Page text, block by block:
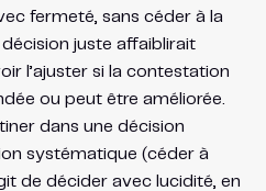
fermeté, sans céder à la
juste affaiblirait
l’ajuster si la contestation
ou peut être améliorée.
dans une décision
systématique (céder à
de décider avec lucidité, en